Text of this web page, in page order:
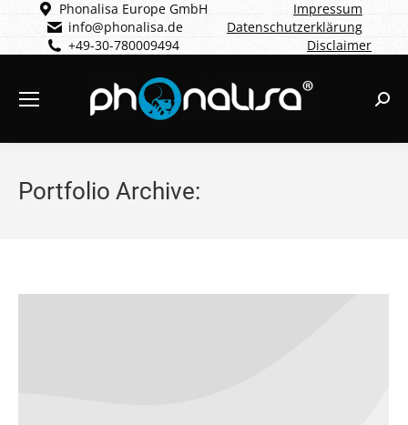
Phonalisa Europe GmbH
info@phonalisa.de
+49-30-780009494
Impressum
Datenschutzerklärung
Disclaimer
Portfolio Archive: